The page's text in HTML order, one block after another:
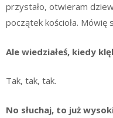
przystało, otwieram
początek kościoła.
Ale wiedziałeś, kiedy
Tak, tak, tak.
No słuchaj, to już